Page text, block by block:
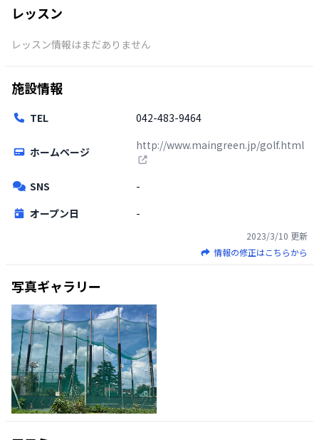
レッスン
レッスン情報はまだありません
施設情報
TEL 042-483-9464
ホームページ http://www.maingreen.jp/golf.html
SNS
-
オープン日
-
2023/3/10 更新
情報の修正はこちらから
写真ギャラリー